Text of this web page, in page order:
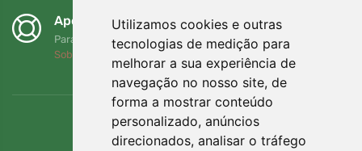
Utilizamos cookies e outras
tecnologias de medição para
melhorar a sua experiência de
navegação no nosso site, de
forma a mostrar conteúdo
personalizado, anúncios
direcionados, analisar o tráfego
Apoiamos a Trees.org
Para cada encomenda plantamos uma árvore! Leia mais
Sobre nós